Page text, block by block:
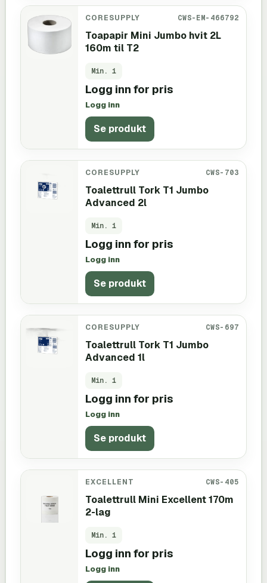
CORESUPPLY CWS-EM-466792
Toapapir Mini Jumbo hvit 2L
160m til T2
Min. 1
Logg inn for pris
Logg inn
Se produkt
CORESUPPLY CWS-703
Toalettrull Tork T1 Jumbo
Advanced 2l
Min. 1
Logg inn for pris
Logg inn
Se produkt
CORESUPPLY CWS-697
Toalettrull Tork T1 Jumbo
Advanced 1l
Min. 1
Logg inn for pris
Logg inn
Se produkt
EXCELLENT CWS-405
Toalettrull Mini Excellent 170m
2-lag
Min. 1
Logg inn for pris
Logg inn